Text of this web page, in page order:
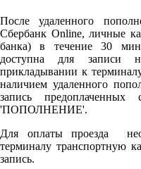
После удаленного
Сбербанк Online, личные
банка) в течение 30
доступна для записи
прикладывании к
наличием удаленного
запись
'ПОПОЛНЕНИЕ'.
Для оплаты проезда
терминалу транспортную
запись.